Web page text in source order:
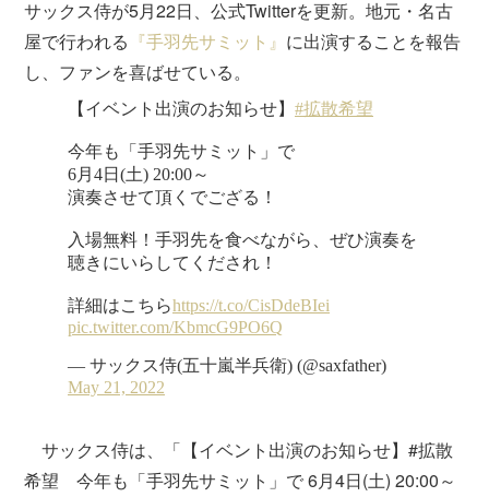
サックス侍が5月22日、公式Twitterを更新。地元・名古
屋で行われる 『手羽先サミット』 に出演することを報告
し、ファンを喜ばせている。
サックス侍は、「【イベント出演のお知らせ】#拡散
希望 今年も「手羽先サミット」で 6月4日(土) 20:00～